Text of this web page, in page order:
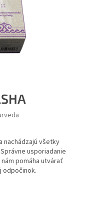
nachádzajú všetky
usporiadanie
pomáha utvárať
odpočinok.